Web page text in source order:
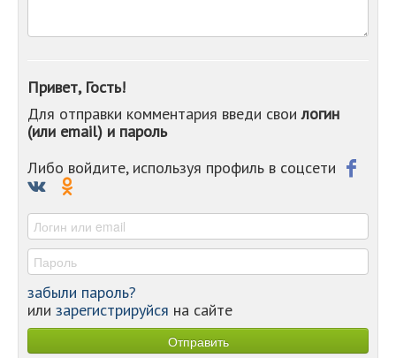
-
-
-
Привет, Гость!
Для отправки комментария введи своилогин
(или email) и пароль
Либо войдите, используя профиль в соцсети
забыли пароль?
или зарегистрируйся на сайте